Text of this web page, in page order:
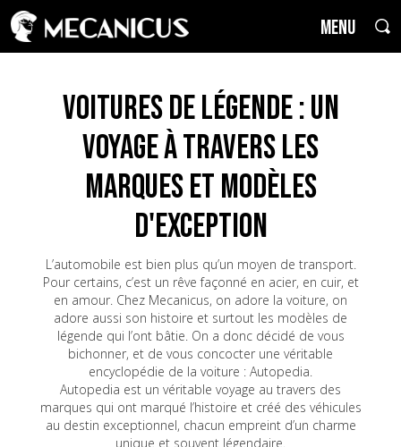
MENU
Voitures de Légende : un
voyage à travers les
marques et modèles
d'exception
L’automobile est bien plus qu’un moyen de transport.
Pour certains, c’est un rêve façonné en acier, en cuir, et
en amour. Chez Mecanicus, on adore la voiture, on
adore aussi son histoire et surtout les modèles de
légende qui l’ont bâtie. On a donc décidé de vous
bichonner, et de vous concocter une véritable
encyclopédie de la voiture : Autopedia.
Autopedia est un véritable voyage au travers des
marques qui ont marqué l’histoire et créé des véhicules
au destin exceptionnel, chacun empreint d’un charme
unique et souvent légendaire.